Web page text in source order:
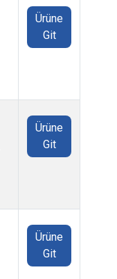
Ürüne
Git
Ürüne
Git
Ürüne
Git